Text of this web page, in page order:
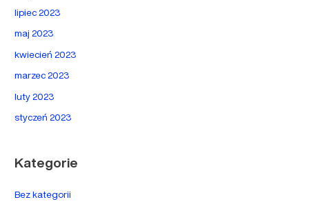
lipiec 2023
maj 2023
kwiecień 2023
marzec 2023
luty 2023
styczeń 2023
Kategorie
Bez kategorii